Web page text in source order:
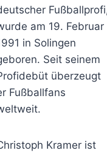
am 19. Februar
in Solingen
Seit seinem
überzeugt
Fußballfans
Kramer ist